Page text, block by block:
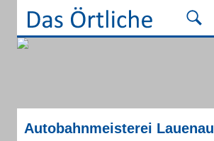
Autobahnmeisterei Lauenau